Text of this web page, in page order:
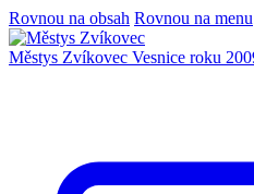
Rovnou na obsah Rovnou na menu
Městys Zvíkovec Vesnice roku